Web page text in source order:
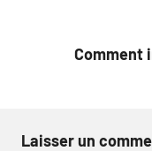
Comment
Laisser un